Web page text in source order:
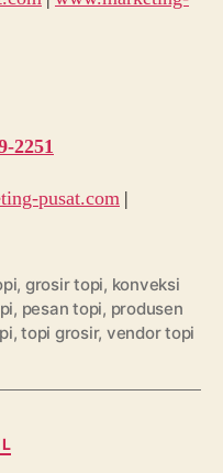
2251
pusat.com |
, grosir topi, konveksi
, pesan topi, produsen
,topi grosir, vendor topi